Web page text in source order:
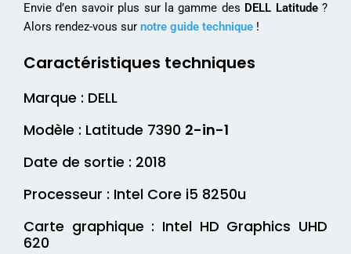
Envie d’en savoir plus sur la gamme des DELL Latitude?
Alors rendez-vous sur notre guide technique !
Caractéristiques techniques
Marque : DELL
Modèle : Latitude 7390 2-in-1
Date de sortie : 2018
Processeur : Intel Core i5 8250u
Carte graphique : Intel HD Graphics UHD
620